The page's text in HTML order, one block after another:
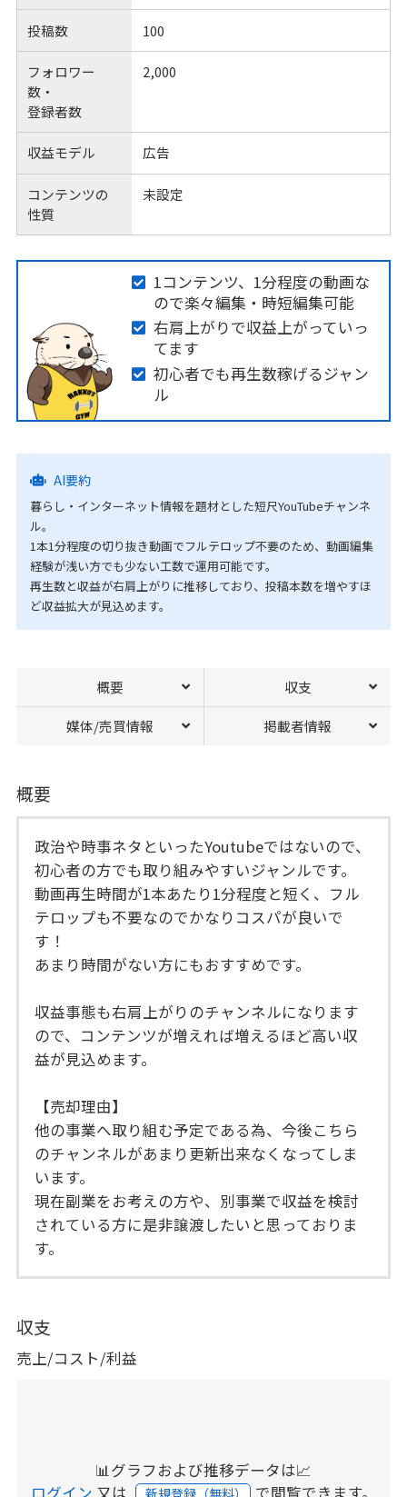
投稿数 100
フォロワー
数・
登録者数
2,000
収益モデル 広告
コンテンツの
性質
未設定
1コンテンツ、1分程度の動画な
ので楽々編集・時短編集可能
右肩上がりで収益上がっていっ
てます
初心者でも再生数稼げるジャン
ル
AI要約
暮らし・インターネット情報を題材とした短尺YouTubeチャンネ
ル。
1本1分程度の切り抜き動画でフルテロップ不要のため、動画編集
経験が浅い方でも少ない工数で運用可能です。
再生数と収益が右肩上がりに推移しており、投稿本数を増やすほ
ど収益拡大が見込めます。
概要 収支
媒体/売買情報 掲載者情報
概要
政治や時事ネタといったYoutubeではないので、
初心者の方でも取り組みやすいジャンルです。
動画再生時間が1本あたり1分程度と短く、フル
テロップも不要なのでかなりコスパが良いで
す！
あまり時間がない方にもおすすめです。
収益事態も右肩上がりのチャンネルになります
ので、コンテンツが増えれば増えるほど高い収
益が見込めます。
【売却理由】
他の事業へ取り組む予定である為、今後こちら
のチャンネルがあまり更新出来なくなってしま
います。
現在副業をお考えの方や、別事業で収益を検討
されている方に是非譲渡したいと思っておりま
す。
収支
売上/コスト/利益
📊グラフおよび推移データは📈
ログイン 又は 新規登録（無料） で閲覧できます。